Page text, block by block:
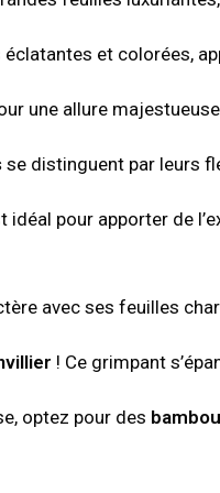
éclatantes et colorées,
une allure
se distinguent par leurs
idéal pour apporter de
avec ses feuilles
! Ce grimpant
optez pour des